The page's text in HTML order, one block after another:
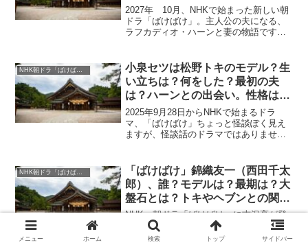
好き？妻は？生い立ち。
2027年 10月、NHKで始まった新しい朝
ドラ「ばけばけ」。主人公の夫になる、
ラフカディオ・ハーンと妻の物語です。
片目が不自由に見えますが、それが、ラ
フカディオ・ハー...
小泉セツは松野トキのモデル？生
い立ちは？何をした？最初の夫
は？ハーンとの出会い。性格は？
へルン言葉とは？死因は？
2025年9月28日からNHKで始まるドラ
マ、「ばけばけ」ちょっと怪談ぽく見え
ますが、怪談話のドラマではありませ
か、何をする人でしょうか？外国人と結
婚しすのですが、当時...
「ばけばけ」錦織友一（西田千太
郎）、誰？モデルは？最期は？大
盤石とは？トキやヘブンとの関
係？英語が上手い！吉沢亮、好
演！家族
NHK、朝ドラ「ばけばけ」に吉沢亮が登
場しました。役名は、錦織友一。モデル
がいて、英語教師です。そして、あだ名
メニュー ホーム 検索 トップ サイドバー